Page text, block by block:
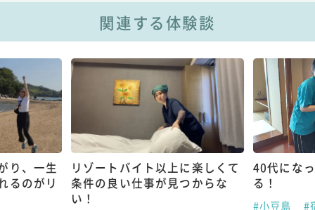
関連する体験談
り、一生
るのがリ
リゾートバイト以上に楽しくて
条件の良い仕事が見つからな
い！
40代にな
る！
#小豆島
#